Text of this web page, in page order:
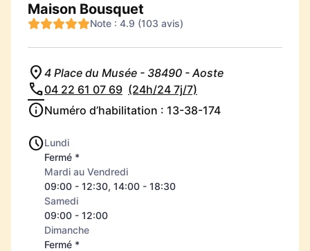
Maison Bousquet
Note : 4.9 (103 avis)
4 Place du Musée - 38490 - Aoste
04 22 61 07 69 (24h/24 7j/7)
Numéro d’habilitation : 13-38-174
Lundi
Fermé *
Mardi au Vendredi
09:00 - 12:30, 14:00 - 18:30
Samedi
09:00 - 12:00
Dimanche
Fermé *